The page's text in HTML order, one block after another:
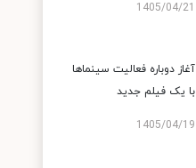
1405/04/21
آغاز دوباره فعالیت سینماها
با یک فیلم جدید
1405/04/19